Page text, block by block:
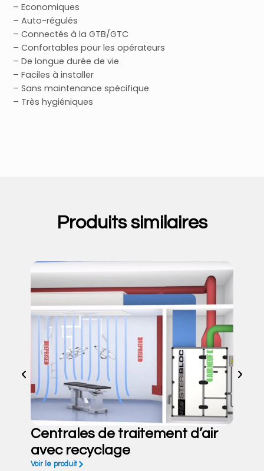
– Economiques
– Auto-régulés
– Connectés à la GTB/GTC
– Confortables pour les opérateurs
– De longue durée de vie
– Faciles à installer
– Sans maintenance spécifique
– Très hygiéniques
Produits similaires
Centrales de traitement d’air
avec recyclage
Voir le produit